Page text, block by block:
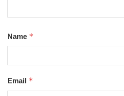
Name *
Email *